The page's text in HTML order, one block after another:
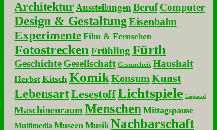
Architektur Ausstellungen Beruf Computer
Design & GestaltungEisenbahn
Experimente Film & Fernsehen
Fotostrecken Frühling Fürth
Geschichte Gesellschaft Gesundheit Haushalt
Herbst Kitsch KomikKonsumKunst
LebensartLesestoffLichtspiele Liegerad
Maschinenraum Menschen Mittagspause
Multimedia Museen Musik Nachbarschaft